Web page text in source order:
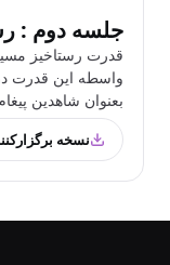
جلسه دوم :
قدرت رستاخیز
واسطه این قدرت
بعنوان شاهدین
نسخه